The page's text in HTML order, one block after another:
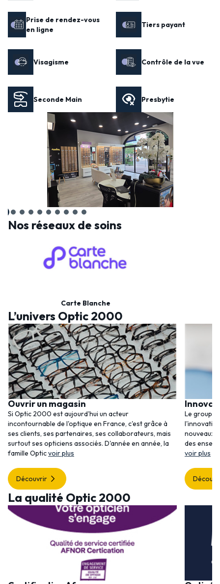
Prise de rendez-vous
en ligne
Tiers payant
Visagisme Contrôle de la vue
Seconde Main Presbytie
Nos réseaux de soins
Carte Blanche
L’univers Optic 2000
Ouvrir un magasin
Si Optic 2000 est aujourd'hui un acteur
incontournable de l'optique en France, c'est grâce à
ses clients, ses partenaires, ses collaborateurs, mais
surtout ses opticiens associés. D'année en année, la
famille Opticvoir plus
Découvrir
Le
nouveaux
des
voir plus
La qualité Optic 2000